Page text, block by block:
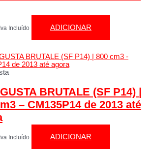
Iva Incluído ADICIONAR
BRUTALE (SF P14) |
– CM135P14 de 2013 até
Iva Incluído ADICIONAR